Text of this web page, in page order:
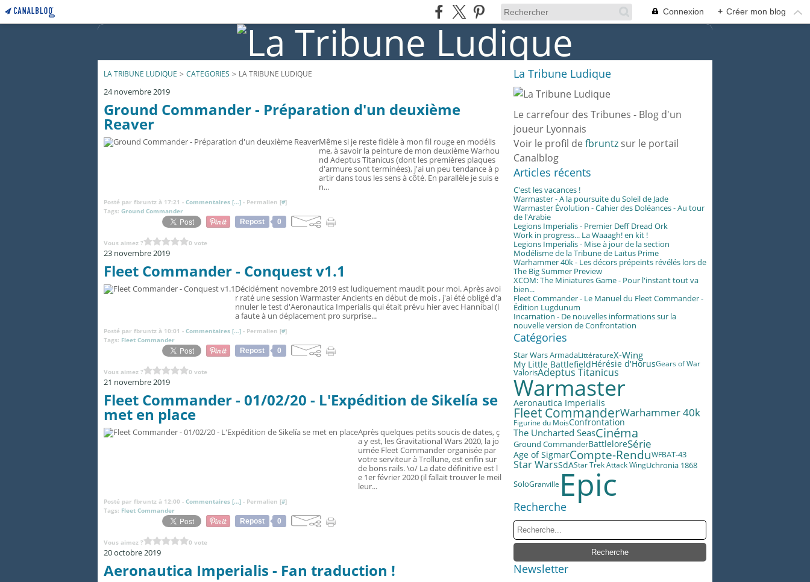
Connexion + Créer mon blog
LA TRIBUNE LUDIQUE > CATEGORIES > LA TRIBUNE LUDIQUE
24 novembre 2019
Ground Commander - Préparation d'un deuxième
Reaver
Même si je reste fidèle à mon fil rouge en modélis
me, à savoir la peinture de mon deuxième Warhou
nd Adeptus Titanicus (dont les premières plaques
d'armure sont terminées), j'ai un peu tendance à p
artir dans tous les sens à côté. En parallèle je suis e
n...
Posté par fbruntz à 17:21 - Commentaires […] - Permalien [#]
Tags: Ground Commander
Repost
0
Vous aimez ? 0 vote
23 novembre 2019
Fleet Commander - Conquest v1.1
Décidément novembre 2019 est ludiquement maudit pour moi. Après avoi
r raté une session Warmaster Ancients en début de mois , j'ai été obligé d'a
nnuler le test d'Aeronautica Imperialis qui était prévu hier avec Hannibal (l
a faute à un déplacement pro surprise...
Posté par fbruntz à 10:01 - Commentaires […] - Permalien [#]
Tags: Fleet Commander
Repost
0
Vous aimez ? 0 vote
21 novembre 2019
Fleet Commander - 01/02/20 - L'Expédition de Sikelía se
met en place
Après quelques petits soucis de dates, ç
a y est, les Gravitational Wars 2020, la jo
urnée Fleet Commander organisée par
votre serviteur à Trollune, est enfin sur
de bons rails. \o/ La date définitive est l
e 1er février 2020 (il fallait trouver le meil
leur...
Posté par fbruntz à 12:00 - Commentaires […] - Permalien [#]
Tags: Fleet Commander
Repost
0
Vous aimez ? 0 vote
20 octobre 2019
Aeronautica Imperialis - Fan traduction !
La Tribune Ludique
Le carrefour des Tribunes - Blog d'un
joueur Lyonnais
Voir le profil de fbruntz sur le portail
Canalblog
Articles récents
C'est les vacances !
Warmaster - A la poursuite du Soleil de Jade
Warmaster Évolution - Cahier des Doléances - Au tour
de l'Arabie
Legions Imperialis - Premier Deff Dread Ork
Work in progress... La Waaagh! en kit !
Legions Imperialis - Mise à jour de la section
Modélisme de la Tribune de Laïtus Prime
Warhammer 40k - Les décors prépeints révélés lors de
The Big Summer Preview
XCOM: The Miniatures Game - Pour l'instant tout va
bien...
Fleet Commander - Le Manuel du Fleet Commander -
Édition Lugdunum
Incarnation - De nouvelles informations sur la
nouvelle version de Confrontation
Catégories
Star Wars ArmadaLittératureX-Wing
My Little BattlefieldHérésie d'HorusGears of War
ValorisAdeptus Titanicus
Warmaster
Aeronautica Imperialis
Fleet CommanderWarhammer 40k
Figurine du MoisConfrontation
The Uncharted SeasCinéma
Ground CommanderBattleloreSérie
Age of SigmarCompte-RenduWFBAT-43
Star WarsSdAStar Trek Attack WingUchronia 1868
SoloGranville Epic
Recherche
Newsletter